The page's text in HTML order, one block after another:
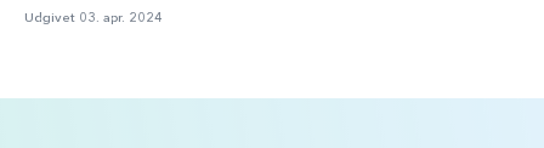
Udgivet 03. apr. 2024